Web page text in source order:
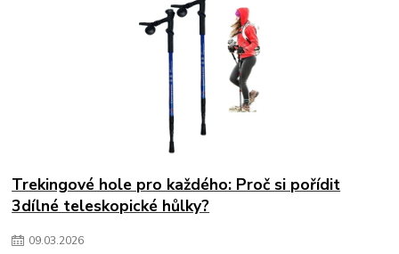
Trekingové hole pro každého: Proč si pořídit
3dílné teleskopické hůlky?
09.03.2026